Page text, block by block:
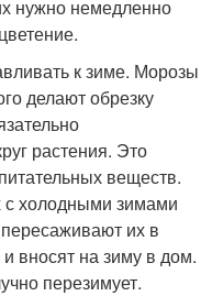
нужно немедленно
к зиме. Морозы
делают обрезку
растения. Это
веществ.
с холодными зимами
их в
вносят на зиму в дом.
перезимует.